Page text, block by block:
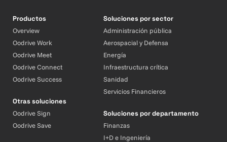
Productos
Overview
Oodrive Work
Oodrive Meet
Oodrive Connect
Oodrive Success
Otras soluciones
Oodrive Sign
Oodrive Save
Soluciones por sector
Administración pública
Aerospacial y Defensa
Energía
Infraestructura crítica
Sanidad
Servicios Financieros
Soluciones por departamento
Finanzas
I+D e Ingeniería